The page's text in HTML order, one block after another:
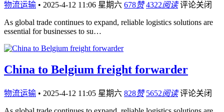
物流运输 • 2025-4-12 11:06 星期六 678赞 4322阅读 评论关闭
As global trade continues to expand, reliable logistics solutions are
essential for businesses to su…
China to Belgium freight forwarder
物流运输 • 2025-4-12 11:05 星期六 828赞 5652阅读 评论关闭